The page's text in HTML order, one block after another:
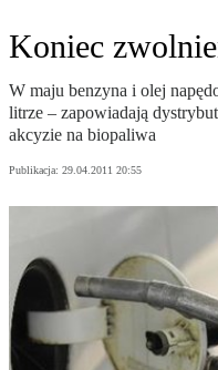
Koniec
W maju benzyna i olej
litrze – zapowiadają
akcyzie na biopaliwa
Publikacja: 29.04.2011 20:55